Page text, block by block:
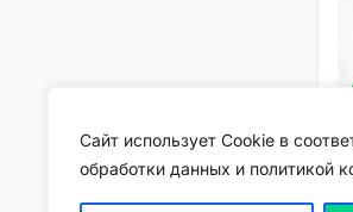
Сайт использует Cookie в
обработки данных и политикой